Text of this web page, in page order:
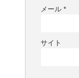
メール *
サイト